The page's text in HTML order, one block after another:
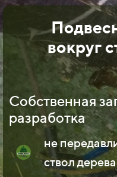
вокруг
Собственная
разработка
не
ствол дерева